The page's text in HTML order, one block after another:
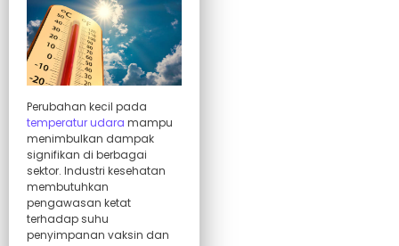
Perubahan kecil pada
temperatur udara mampu
menimbulkan dampak
signifikan di berbagai
sektor. Industri kesehatan
membutuhkan
pengawasan ketat
terhadap suhu
penyimpanan vaksin dan